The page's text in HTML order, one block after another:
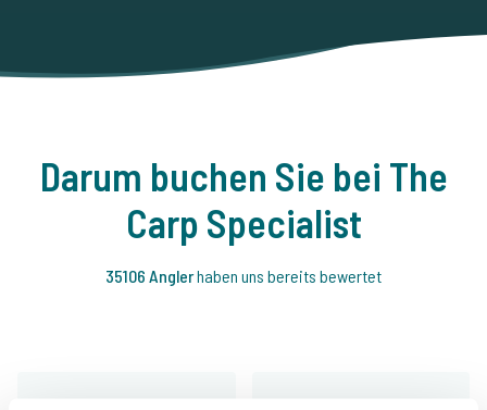
Darum buchen Sie bei The
Carp Specialist
35106 Anglerhaben uns bereits bewertet